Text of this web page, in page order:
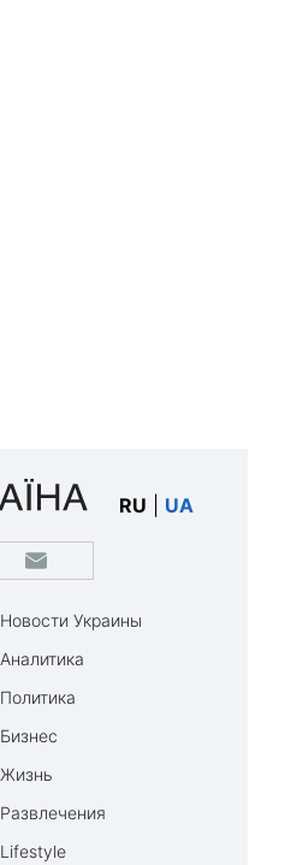
RU UA
Новости Украины
Аналитика
Политика
Бизнес
Жизнь
Развлечения
Lifestyle